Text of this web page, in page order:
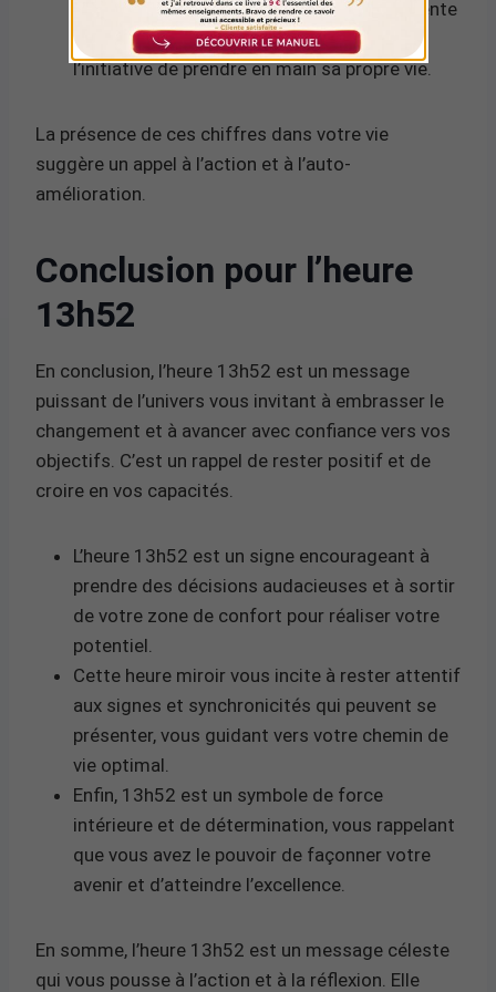
qui réduit à 1 en numérologie. Cela représente
de nouveaux départs, le leadership et
l’initiative de prendre en main sa propre vie.
La présence de ces chiffres dans votre vie
suggère un appel à l’action et à l’auto-
amélioration.
Conclusion pour l’heure
13h52
En conclusion, l’heure 13h52 est un message
puissant de l’univers vous invitant à embrasser le
changement et à avancer avec confiance vers vos
objectifs. C’est un rappel de rester positif et de
croire en vos capacités.
L’heure 13h52 est un signe encourageant à
prendre des décisions audacieuses et à sortir
de votre zone de confort pour réaliser votre
potentiel.
Cette heure miroir vous incite à rester attentif
aux signes et synchronicités qui peuvent se
présenter, vous guidant vers votre chemin de
vie optimal.
Enfin, 13h52 est un symbole de force
intérieure et de détermination, vous rappelant
que vous avez le pouvoir de façonner votre
avenir et d’atteindre l’excellence.
En somme, l’heure 13h52 est un message céleste
qui vous pousse à l’action et à la réflexion. Elle